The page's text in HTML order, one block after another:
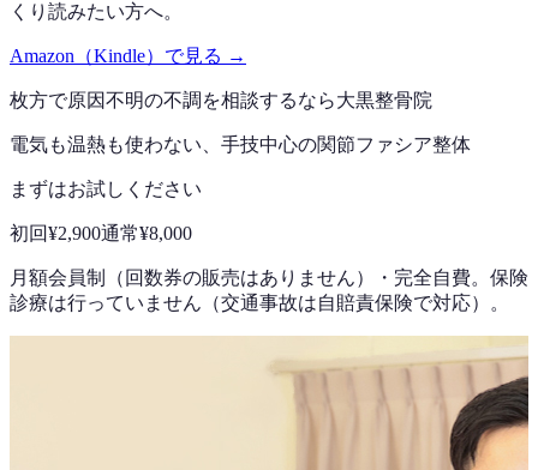
くり読みたい方へ。
Amazon（Kindle）で見る →
枚方で原因不明の不調 を相談するなら大黒整骨院
電気も温熱も使わない、手技中心の関節ファシア整体
まずはお試しください
初回¥2,900通常¥8,000
月額会員制（回数券の販売はありません） ・ 完全自費。保険
診療は行っていません（交通事故は自賠責保険で対応）。